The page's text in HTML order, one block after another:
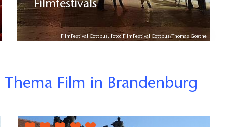
Filmfestivals
FilmFestival Cottbus, Foto: FilmFestival Cottbus/Thomas Goethe
Thema Film in Brandenburg